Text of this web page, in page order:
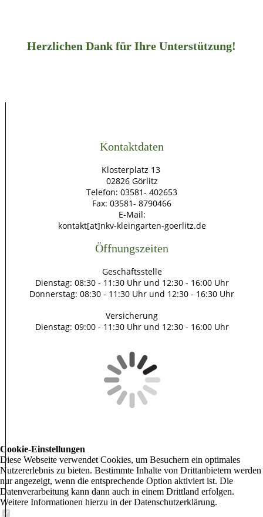
Herzlichen Dank für Ihre Unterstützung!
Kontaktdaten
Klosterplatz 13
02826 Görlitz
Telefon: 03581- 402653
Fax: 03581- 8790466
E-Mail:
kontakt[at]nkv-kleingarten-goerlitz.de
Öffnungszeiten
Geschäftsstelle
Dienstag: 08:30 - 11:30 Uhr und 12:30 - 16:00 Uhr
Donnerstag: 08:30 - 11:30 Uhr und 12:30 - 16:30 Uhr
Versicherung
Dienstag: 09:00 - 11:30 Uhr und 12:30 - 16:00 Uhr
Cookie-Einstellungen
Diese Webseite verwendet Cookies, um Besuchern ein optimales
Nutzererlebnis zu bieten. Bestimmte Inhalte von Drittanbietern werden
nur angezeigt, wenn die entsprechende Option aktiviert ist. Die
Datenverarbeitung kann dann auch in einem Drittland erfolgen.
Weitere Informationen hierzu in der Datenschutzerklärung.